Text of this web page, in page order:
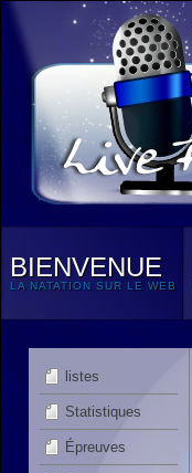
BIENVENUE
LA NATATION SUR LE WEB
listes
Statistiques
Épreuves